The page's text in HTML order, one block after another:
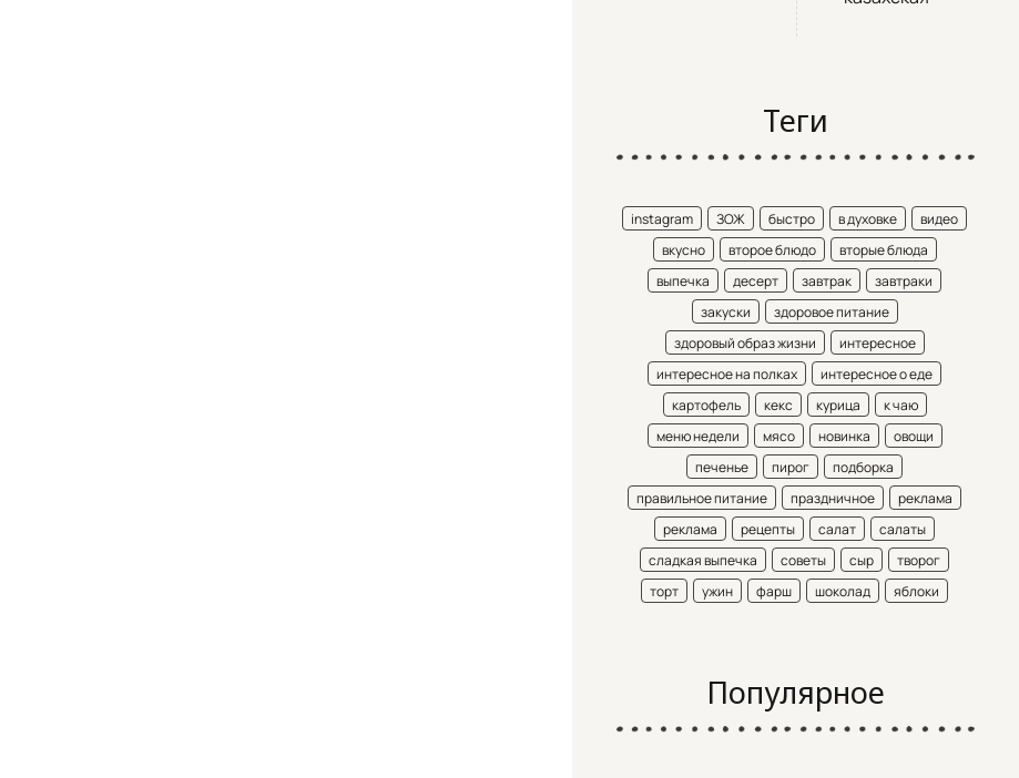
Теги
instagram ЗОЖ быстро в духовке
видео
вкусно
второе блюдо
вторые блюда
выпечка
десерт завтрак
завтраки
закуски
здоровое питание
здоровый образ жизни
интересное
интересное на полках
интересное о еде
картофель
кекс курица
к чаю
меню недели
мясо новинка
овощи
печенье
пирог
подборка
правильное питание
праздничное
реклама
реклама
рецепты салат
салаты
сладкая выпечка
советы сыр
творог
торт
ужин фарш шоколад яблоки
Популярное